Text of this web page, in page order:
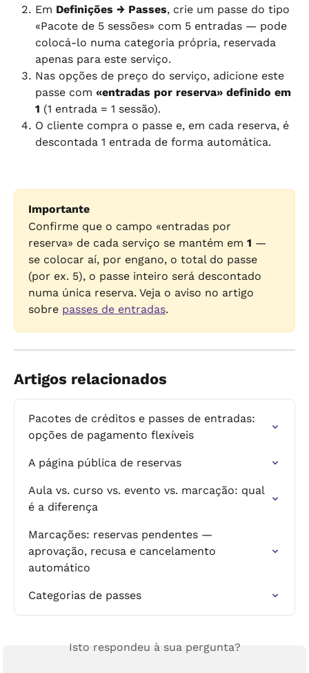
Em Definições → Passes, crie um passe do tipo
«Pacote de 5 sessões» com 5 entradas — pode
colocá-lo numa categoria própria, reservada
apenas para este serviço.
Nas opções de preço do serviço, adicione este
passe com «entradas por reserva» definido em
1 (1 entrada = 1 sessão).
O cliente compra o passe e, em cada reserva, é
descontada 1 entrada de forma automática.
Importante
Confirme que o campo «entradas por
reserva» de cada serviço se mantém em 1 —
se colocar aí, por engano, o total do passe
(por ex. 5), o passe inteiro será descontado
numa única reserva. Veja o aviso no artigo
sobre passes de entradas.
Artigos relacionados
Pacotes de créditos e passes de entradas:
opções de pagamento flexíveis
A página pública de reservas
Aula vs. curso vs. evento vs. marcação: qual
é a diferença
Marcações: reservas pendentes —
aprovação, recusa e cancelamento
automático
Categorias de passes
Isto respondeu à sua pergunta?